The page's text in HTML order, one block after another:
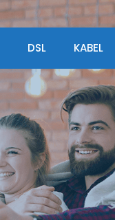
DSL KABEL